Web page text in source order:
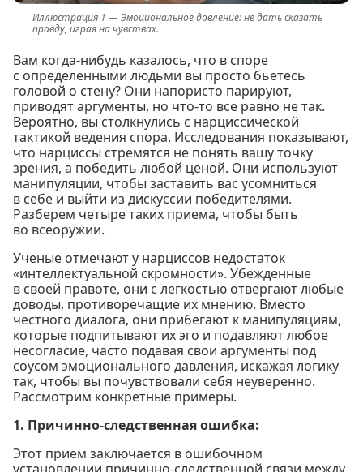
Эмоциональное давление: не дать сказать
правду, играя на чувствах.
Вам когда-нибудь казалось, что в споре
с определенными людьми вы просто бьетесь
головой о стену? Они напористо парируют,
приводят аргументы, но что-то все равно не так.
Вероятно, вы столкнулись с нарциссической
тактикой ведения спора. Исследования показывают,
что нарциссы стремятся не понять вашу точку
зрения, а победить любой ценой. Они используют
манипуляции, чтобы заставить вас усомниться
в себе и выйти из дискуссии победителями.
Разберем четыре таких приема, чтобы быть
во всеоружии.
Ученые отмечают у нарциссов недостаток
«интеллектуальной скромности». Убежденные
в своей правоте, они с легкостью отвергают любые
доводы, противоречащие их мнению. Вместо
честного диалога, они прибегают к манипуляциям,
которые подпитывают их эго и подавляют любое
несогласие, часто подавая свои аргументы под
соусом эмоционального давления, искажая логику
так, чтобы вы почувствовали себя неуверенно.
Рассмотрим конкретные примеры.
1. Причинно-следственная ошибка:
Этот прием заключается в ошибочном